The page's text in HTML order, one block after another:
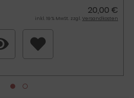
20,00 €
inkl. 19 % MwSt. zzgl. Versandkosten